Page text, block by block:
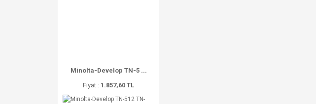
Minolta-Develop TN-5 ...
Fiyat : 1.857,60 TL